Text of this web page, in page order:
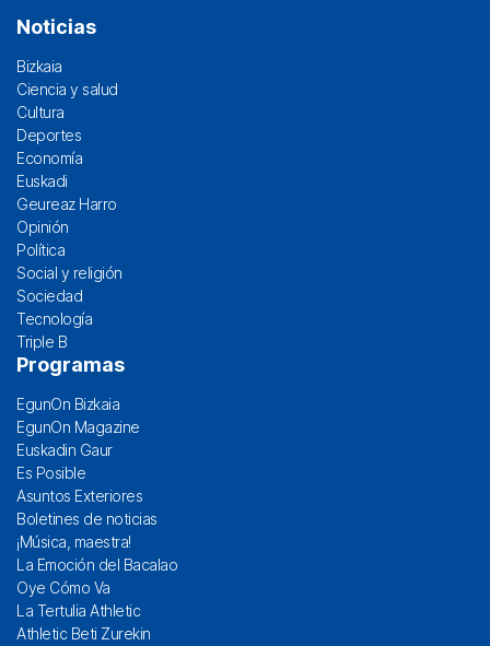
Noticias
Bizkaia
Ciencia y salud
Cultura
Deportes
Economía
Euskadi
Geureaz Harro
Opinión
Política
Social y religión
Sociedad
Tecnología
Triple B
Programas
EgunOn Bizkaia
EgunOn Magazine
Euskadin Gaur
Es Posible
Asuntos Exteriores
Boletines de noticias
¡Música, maestra!
La Emoción del Bacalao
Oye Cómo Va
La Tertulia Athletic
Athletic Beti Zurekin